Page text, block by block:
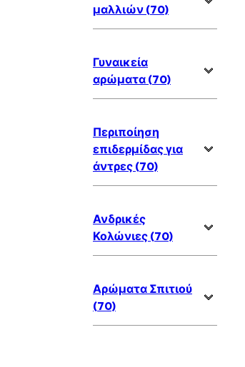
μαλλιών (70)
Γυναικεία
αρώματα (70)
Περιποίηση
επιδερμίδας για
άντρες (70)
Ανδρικές
Κολώνιες (70)
Αρώματα Σπιτιού
(70)